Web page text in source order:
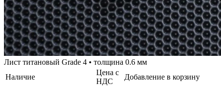
Лист титановый Grade 4 • толщина 0.6 мм
Наличие
Цена с
НДС
Добавление в корзину